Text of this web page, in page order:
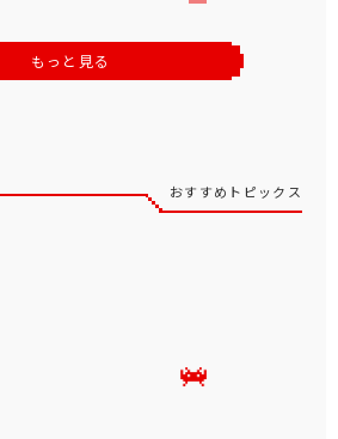
もっと見る
おすすめトピックス